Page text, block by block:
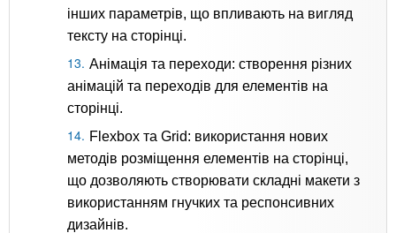
інших параметрів, що впливають на вигляд
тексту на сторінці.
Анімація та переходи: створення різних
анімацій та переходів для елементів на
сторінці.
Flexbox та Grid: використання нових
методів розміщення елементів на сторінці,
що дозволяють створювати складні макети з
використанням гнучких та респонсивних
дизайнів.